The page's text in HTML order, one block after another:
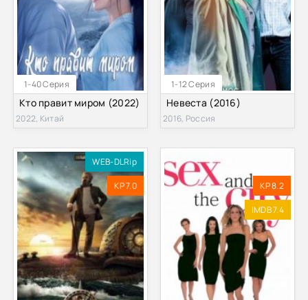
1-40 Серия
Кто правит миром (2022)
2022, Китай
1-12 Серия
Невеста (2016)
2016, Россия
WEB-DLRip
KP 7.0 KP 8.2
IMDB 7.4